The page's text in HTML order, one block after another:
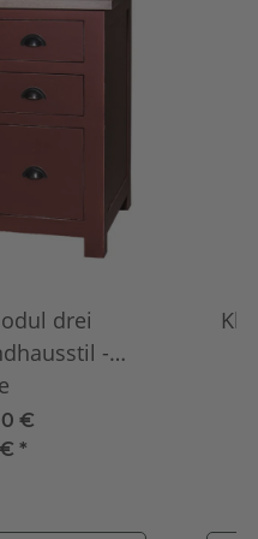
drei
-
€
*